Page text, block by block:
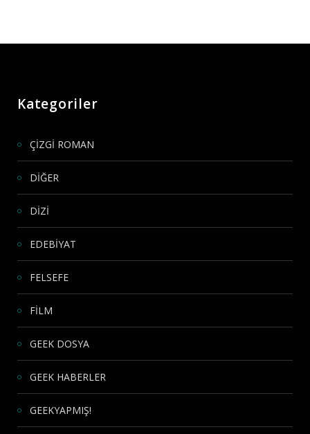
Kategoriler
ÇİZGİ ROMAN
DİĞER
DİZİ
EDEBİYAT
FELSEFE
FİLM
GEEK DOSYA
GEEK HABERLER
GEEKYAPMIŞ!